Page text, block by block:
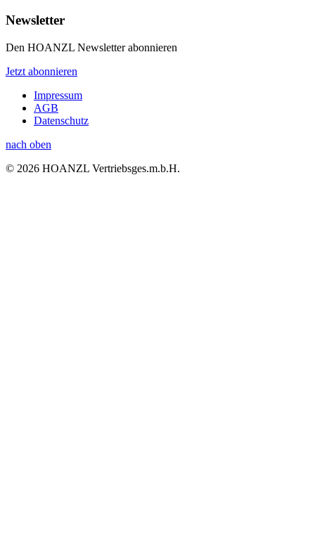
Newsletter
Den HOANZL Newsletter abonnieren
Jetzt abonnieren
Impressum
AGB
Datenschutz
nach oben
© 2026 HOANZL Vertriebsges.m.b.H.